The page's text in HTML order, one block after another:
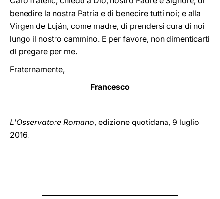
benedire la nostra Patria e di benedire tutti noi; e alla
Virgen de Luján, come madre, di prendersi cura di noi
lungo il nostro cammino. E per favore, non dimenticarti
di pregare per me.
Fraternamente,
Francesco
L'Osservatore Romano, edizione quotidana, 9 luglio
2016.